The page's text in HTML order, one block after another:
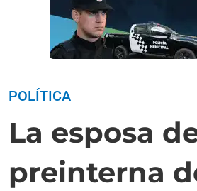
POLÍTICA
La esposa
preinterna